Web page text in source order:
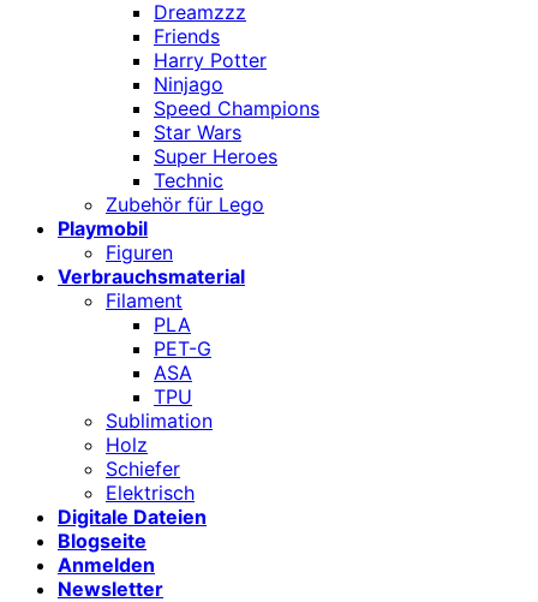
Dreamzzz
Friends
Harry Potter
Ninjago
Speed Champions
Star Wars
Super Heroes
Technic
Zubehör für Lego
Playmobil
Figuren
Verbrauchsmaterial
Filament
PLA
PET-G
ASA
TPU
Sublimation
Holz
Schiefer
Elektrisch
Digitale Dateien
Blogseite
Anmelden
Newsletter